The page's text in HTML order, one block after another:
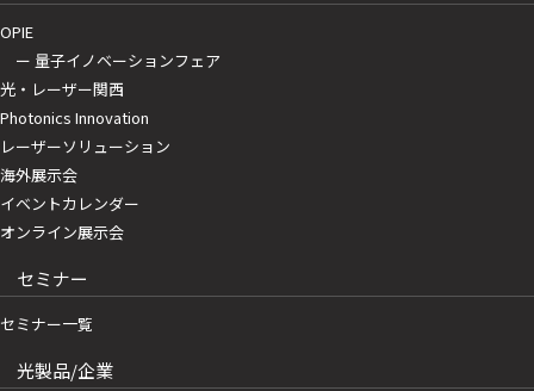
OPIE
ー 量子イノベーションフェア
光・レーザー関西
Photonics Innovation
レーザーソリューション
海外展示会
イベントカレンダー
オンライン展示会
セミナー
セミナー一覧
光製品/企業